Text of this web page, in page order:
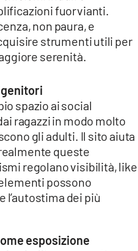
fuorvianti.
non paura, e
strumenti utili per
serenità.
spazio ai social
ragazzi in modo molto
gli adulti. Il sito aiuta
queste
regolano visibilità, like
possono
dei più
esposizione